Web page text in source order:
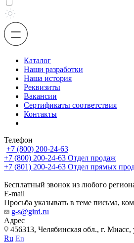
Каталог
Наши разработки
Наша история
Реквизиты
Вакансии
Сертификаты соответствия
Контакты
Телефон
+7 (800) 200-24-63
+7 (800) 200-24-63 Отдел продаж
+7 (801) 200-24-63 Отдел прямых
Бесплатный звонок из любого
E-mail
Просьба указывать в теме письма,
g-s@gird.ru
Адрес
456313, Челябинская обл., г. Миасс,
Ru En